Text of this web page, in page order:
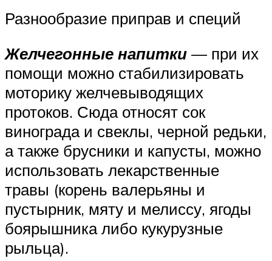
Разнообразие приправ и специй
Желчегонные напитки — при их
помощи можно стабилизировать
моторику желчевыводящих
протоков. Сюда относят сок
винограда и свеклы, черной редьки,
а также брусники и капусты, можно
использовать лекарственные
травы (корень валерьяны и
пустырник, мяту и мелиссу, ягоды
боярышника либо кукурузные
рыльца).